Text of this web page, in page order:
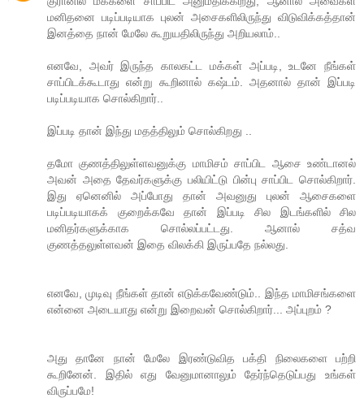
மனிதனை படிப்படியாக புலன் அசைகளிலிருந்து விடுவிக்கத்தான்
இனத்தை நான் மேலே கூறுயதிலிருந்து அறியலாம்..
எனவே, அவர் இருந்த காலகட்ட மக்கள் அப்படி, உடனே நீங்கள்
சாப்பிடக்கூடாது என்று கூறினால் கஷ்டம். அதனால் தான் இப்படி
படிப்படியாக சொல்கிறார்..
இப்படி தான் இந்து மதத்திலும் சொல்கிறது ..
தமோ குணத்திலுள்ளவனுக்கு மாமிசம் சாப்பிட ஆசை உண்டானல்
அவன் அதை தேவர்களுக்கு பலியிட்டு பின்பு சாப்பிட சொல்கிறார்.
இது ஏனெனில் அப்போது தான் அவனுது புலன் ஆசைகளை
படிப்படியாகக் குறைக்கவே தான் இப்படி சில இடங்களில் சில
மனிதர்களுக்காக சொல்லப்பட்டது. ஆனால் சத்வ
குணத்தலுள்ளவன் இதை விலக்கி இருப்பதே நல்லது.
எனவே, முடிவு நீங்கள் தான் எடுக்கவேண்டும்.. இந்த மாமிசங்களை
என்னை அடையாது என்று இறைவன் சொல்கிறார்... அப்புறம் ?
அது தானே நான் மேலே இரண்டுவித பக்தி நிலைகளை பற்றி
கூறினேன். இதில் எது வேனுமானாலும் தேர்ந்தெடுப்பது உங்கள்
விருப்பமே!